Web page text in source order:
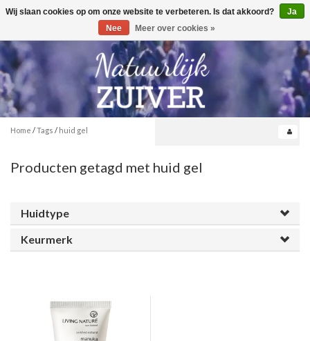
Toggle
0
Home /Tags / huid gel
Producten getagd met huid gel
Huidtype
Keurmerk
Wij slaan cookies op om onze website te verbeteren. Is dat akkoord?
Ja
Nee
Meer over cookies »